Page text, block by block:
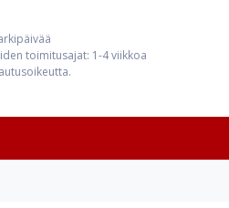
toimitusajat: 1-4 viikkoa